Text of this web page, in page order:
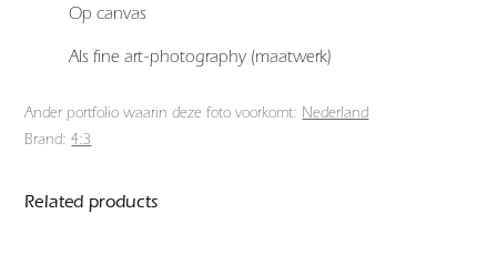
Op canvas
Als fine art-photography (maatwerk)
Ander portfolio waarin deze foto voorkomt: Nederland
Brand:4:3
Related products